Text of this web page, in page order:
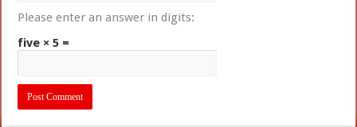
Please enter an answer in digits:
five × 5 =